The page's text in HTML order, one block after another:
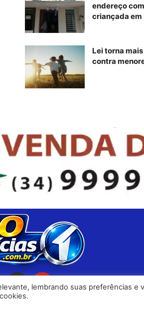
endereço
criançada
Lei torna
contra
lembrando suas preferências e